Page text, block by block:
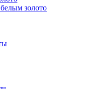
золото